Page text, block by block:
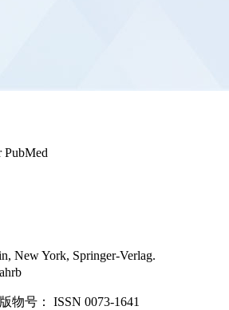
PubMed
New York, Springer-Verlag.
物号 ： ISSN 0073-1641